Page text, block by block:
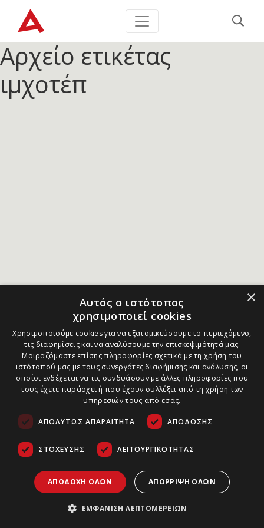
Αρχείο ετικέτας
ιμχοτέπ
×
Αυτός ο ιστότοπος
χρησιμοποιεί cookies
Χρησιμοποιούμε cookies για να εξατομικεύσουμε το περιεχόμενο,
τις διαφημίσεις και να αναλύσουμε την επισκεψιμότητά μας.
Μοιραζόμαστε επίσης πληροφορίες σχετικά με τη χρήση του
ιστότοπού μας με τους συνεργάτες διαφήμισης και ανάλυσης, οι
οποίοι ενδέχεται να τις συνδυάσουν με άλλες πληροφορίες που
τους έχετε παράσχει ή που έχουν συλλέξει από τη χρήση των
υπηρεσιών τους από εσάς.
ΑΠΟΛΎΤΩΣ ΑΠΑΡΑΊΤΗΤΑ ΑΠΌΔΟΣΗΣ
ΣΤΌΧΕΥΣΗΣ ΛΕΙΤΟΥΡΓΙΚΌΤΗΤΑΣ
ΑΠΟΔΟΧΉ ΌΛΩΝ ΑΠΌΡΡΙΨΗ ΌΛΩΝ
ΕΜΦΆΝΙΣΗ ΛΕΠΤΟΜΕΡΕΙΏΝ